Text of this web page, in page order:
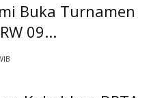
Buka Turnamen
09...